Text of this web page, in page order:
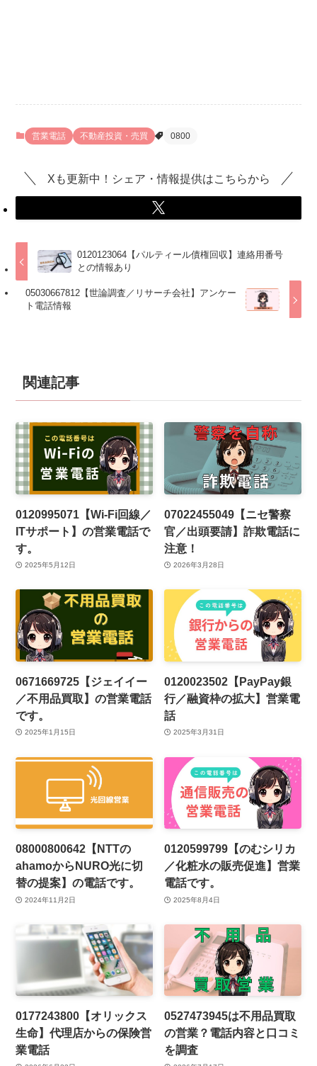
営業電話 不動産投資・売買 0800
Xも更新中！シェア・情報提供はこちらから
0120123064【パルティール債権回収】連絡用番号
との情報あり
05030667812【世論調査／リサーチ会社】アンケー
ト電話情報
関連記事
0120995071【Wi-Fi回線／
ITサポート】の営業電話で
す。
2025年5月12日
07022455049【ニセ警察
官／出頭要請】詐欺電話に
注意！
2026年3月28日
0671669725【ジェイイー
／不用品買取】の営業電話
です。
2025年1月15日
0120023502【PayPay銀
行／融資枠の拡大】営業電
話
2025年3月31日
08000800642【NTTの
ahamoからNURO光に切
替の提案】の電話です。
2024年11月2日
0120599799【のむシリカ
／化粧水の販売促進】営業
電話です。
2025年8月4日
0177243800【オリックス
生命】代理店からの保険営
業電話
0527473945は不用品買取
の営業？電話内容と口コミ
を調査